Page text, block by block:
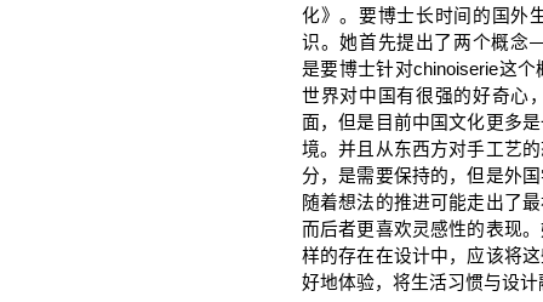
化》。要博士长时间的国外
识。她首先提出了两个概念
是要博士针对chinoiserie这
世界对中国有很强的好奇心
面，但是目前中国文化更多
境。并且从东西方对手工艺
分，是需要保持的，但是外
随着想法的推进可能走出了
而后者更喜欢灵感性的表现
样的存在在设计中，应该将
好地体验，将生活习惯与设